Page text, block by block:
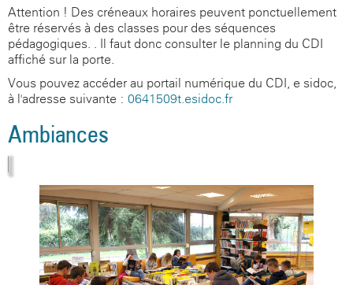
Attention ! Des créneaux horaires peuvent ponctuellement
être réservés à des classes pour des séquences
pédagogiques. . Il faut donc consulter le planning du CDI
affiché sur la porte.
Vous pouvez accéder au portail numérique du CDI, e-sidoc,
à l'adresse suivante : 0641509t.esidoc.fr
Ambiances